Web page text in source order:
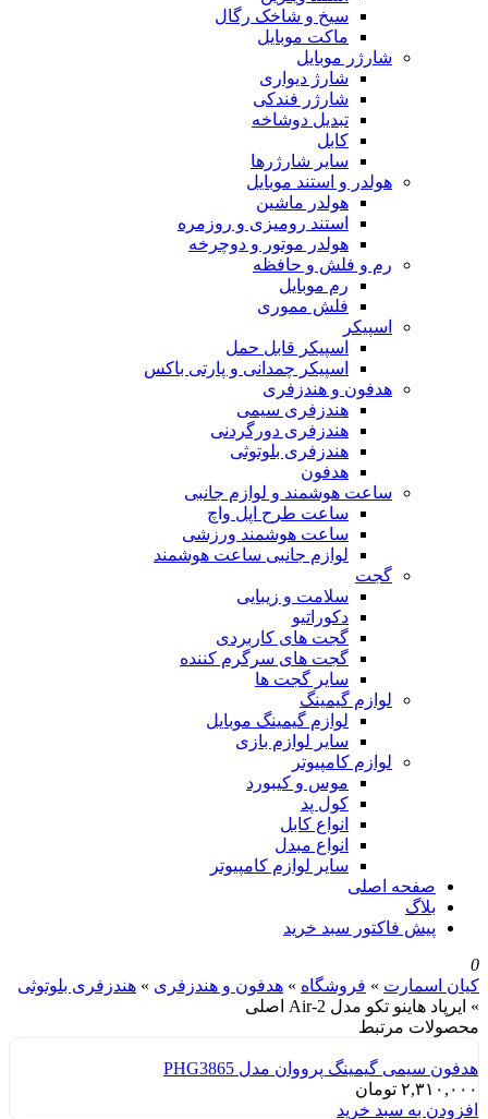
سیخ و شاخک رگال
ماکت موبایل
شارژر موبایل
شارژ دیواری
شارژر فندکی
تبدیل دوشاخه
کابل
سایر شارژرها
هولدر و استند موبایل
هولدر ماشین
استند رومیزی و روزمره
هولدر موتور و دوچرخه
رم و فلش و حافظه
رم موبایل
فلش مموری
اسپیکر
اسپیکر قابل حمل
اسپیکر چمدانی و پارتی باکس
هدفون و هندزفری
هندزفری سیمی
هندزفری دورگردنی
هندزفری بلوتوثی
هدفون
ساعت هوشمند و لوازم جانبی
ساعت طرح اپل واچ
ساعت هوشمند ورزشی
لوازم جانبی ساعت هوشمند
گجت
سلامت و زیبایی
دکوراتیو
گجت های کاربردی
گجت های سرگرم کننده
سایر گجت ها
لوازم گیمینگ
لوازم گیمینگ موبایل
سایر لوازم بازی
لوازم کامپیوتر
موس و کیبورد
کول پد
انواع کابل
انواع مبدل
سایر لوازم کامپیوتر
صفحه اصلی
بلاگ
پیش فاکتور سبد خرید
0
کیان اسمارت » فروشگاه » هدفون و هندزفری » هندزفری بلوتوثی
» ایرپاد هاینو تکو مدل Air-2 اصلی
محصولات مرتبط
هدفون سیمی گیمینگ پرووان مدل PHG3865
۲,۳۱۰,۰۰۰ تومان
افزودن به سبد خرید